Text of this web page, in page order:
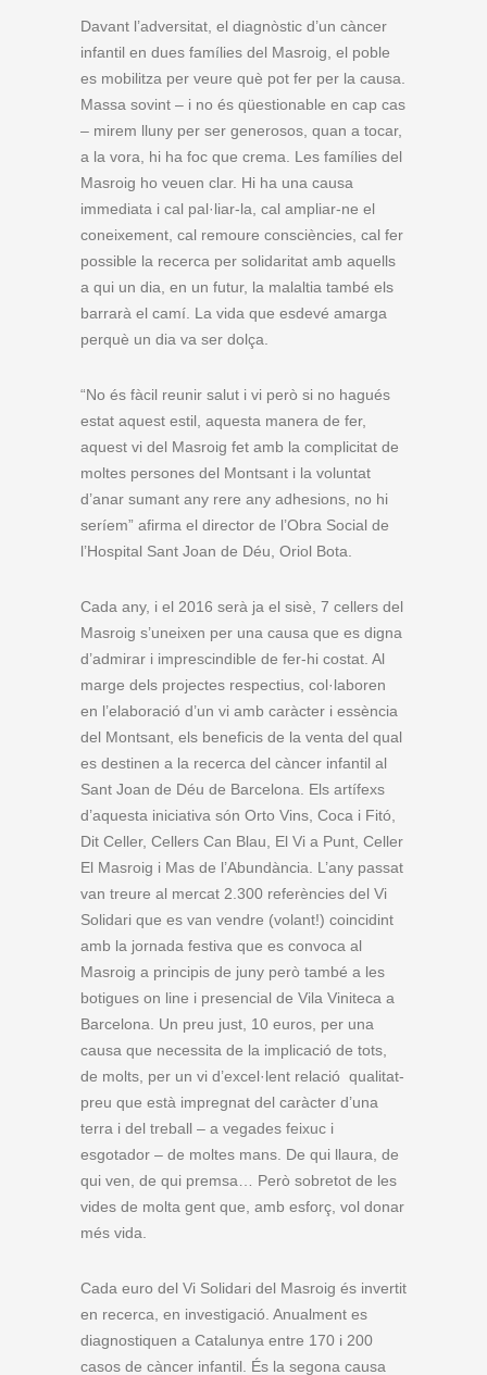
Davant l’adversitat, el diagnòstic d’un càncer
infantil en dues famílies del Masroig, el poble
es mobilitza per veure què pot fer per la causa.
Massa sovint – i no és qüestionable en cap cas
– mirem lluny per ser generosos, quan a tocar,
a la vora, hi ha foc que crema. Les famílies del
Masroig ho veuen clar. Hi ha una causa
immediata i cal pal·liar-la, cal ampliar-ne el
coneixement, cal remoure consciències, cal fer
possible la recerca per solidaritat amb aquells
a qui un dia, en un futur, la malaltia també els
barrarà el camí. La vida que esdevé amarga
perquè un dia va ser dolça.
“No és fàcil reunir salut i vi però si no hagués
estat aquest estil, aquesta manera de fer,
aquest vi del Masroig fet amb la complicitat de
moltes persones del Montsant i la voluntat
d’anar sumant any rere any adhesions, no hi
seríem” afirma el director de l’Obra Social de
l’Hospital Sant Joan de Déu, Oriol Bota.
Cada any, i el 2016 serà ja el sisè, 7 cellers del
Masroig s’uneixen per una causa que es digna
d’admirar i imprescindible de fer-hi costat. Al
marge dels projectes respectius, col·laboren
en l’elaboració d’un vi amb caràcter i essència
del Montsant, els beneficis de la venta del qual
es destinen a la recerca del càncer infantil al
Sant Joan de Déu de Barcelona. Els artífexs
d’aquesta iniciativa són Orto Vins, Coca i Fitó,
Dit Celler, Cellers Can Blau, El Vi a Punt, Celler
El Masroig i Mas de l’Abundància. L’any passat
van treure al mercat 2.300 referències del Vi
Solidari que es van vendre (volant!) coincidint
amb la jornada festiva que es convoca al
Masroig a principis de juny però també a les
botigues on line i presencial de Vila Viniteca a
Barcelona. Un preu just, 10 euros, per una
causa que necessita de la implicació de tots,
de molts, per un vi d’excel·lent relació qualitat-
preu que està impregnat del caràcter d’una
terra i del treball – a vegades feixuc i
esgotador – de moltes mans. De qui llaura, de
qui ven, de qui premsa… Però sobretot de les
vides de molta gent que, amb esforç, vol donar
més vida.
Cada euro del Vi Solidari del Masroig és invertit
en recerca, en investigació. Anualment es
diagnostiquen a Catalunya entre 170 i 200
casos de càncer infantil. És la segona causa